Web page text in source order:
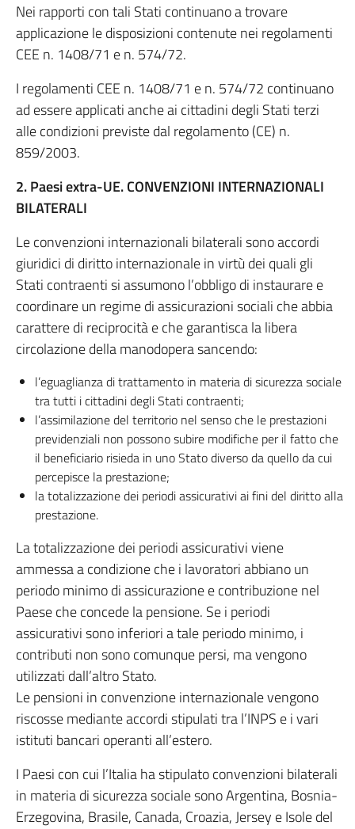
Nei rapporti con tali Stati continuano a trovare
applicazione le disposizioni contenute nei regolamenti
CEE n. 1408/71 e n. 574/72.
I regolamenti CEE n. 1408/71 e n. 574/72 continuano
ad essere applicati anche ai cittadini degli Stati terzi
alle condizioni previste dal regolamento (CE) n.
859/2003.
2. Paesi extra-UE. CONVENZIONI INTERNAZIONALI
BILATERALI
Le convenzioni internazionali bilaterali sono accordi
giuridici di diritto internazionale in virtù dei quali gli
Stati contraenti si assumono l’obbligo di instaurare e
coordinare un regime di assicurazioni sociali che abbia
carattere di reciprocità e che garantisca la libera
circolazione della manodopera sancendo:
l’eguaglianza di trattamento in materia di sicurezza sociale
tra tutti i cittadini degli Stati contraenti;
l’assimilazione del territorio nel senso che le prestazioni
previdenziali non possono subire modifiche per il fatto che
il beneficiario risieda in uno Stato diverso da quello da cui
percepisce la prestazione;
la totalizzazione dei periodi assicurativi ai fini del diritto alla
prestazione.
La totalizzazione dei periodi assicurativi viene
ammessa a condizione che i lavoratori abbiano un
periodo minimo di assicurazione e contribuzione nel
Paese che concede la pensione. Se i periodi
assicurativi sono inferiori a tale periodo minimo, i
contributi non sono comunque persi, ma vengono
utilizzati dall’altro Stato.
Le pensioni in convenzione internazionale vengono
riscosse mediante accordi stipulati tra l’INPS e i vari
istituti bancari operanti all’estero.
I Paesi con cui l’Italia ha stipulato convenzioni bilaterali
in materia di sicurezza sociale sono Argentina, Bosnia-
Erzegovina, Brasile, Canada, Croazia, Jersey e Isole del